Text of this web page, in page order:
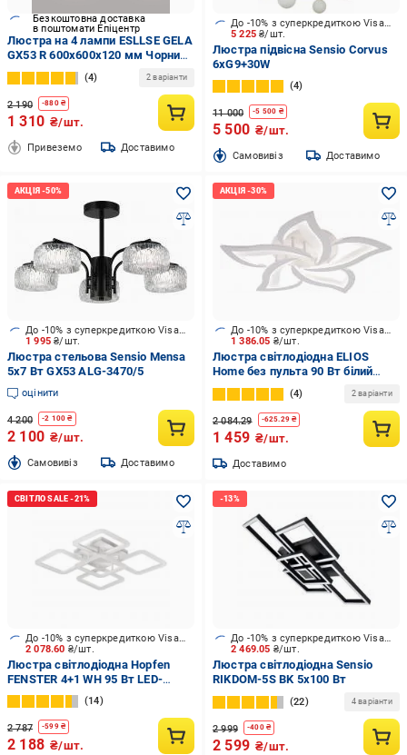
Безкоштовна доставка
в поштомати Епіцентр
Люстра на 4 лампи ESLLSE GELA
GX53 R 600x600x120 мм Чорний
(10517)
4 2 варіанти
2 190 -880₴
1 310 ₴/шт.
Привеземо Доставимо
5 225₴/шт.
До -10% з суперкредиткою Visa Вигода
Люстра підвісна Sensio Corvus
6хG9+30W
4
11 000 -5 500 ₴
5 500 ₴/шт.
Cамовивіз Доставимо
1 995₴/шт.
До -10% з суперкредиткою Visa Вигода
Люстра стельова Sensio Mensa
5x7 Вт GX53 ALG-3470/5
оцінити
4 200 -2 100 ₴
2 100 ₴/шт.
Cамовивіз Доставимо
1 386.05 ₴/шт.
До -10% з суперкредиткою Visa Вигода
Люстра світлодіодна ELIOS
Home без пульта 90 Вт білий
DL1008
4 2 варіанти
2 084.29 -625.29₴
1 459 ₴/шт.
Доставимо
2 078.60 ₴/шт.
До -10% з суперкредиткою Visa Вигода
Люстра світлодіодна Hopfen
FENSTER 4+1 WH 95 Вт LED-
модуль білий
14
2 787 -599₴
2 188 ₴/шт.
2 469.05 ₴/шт.
До -10% з суперкредиткою Visa Вигода
Люстра світлодіодна Sensio
RIKDOM-5S BK 5x100 Вт
22 4 варіанти
2 999 -400₴
2 599 ₴/шт.